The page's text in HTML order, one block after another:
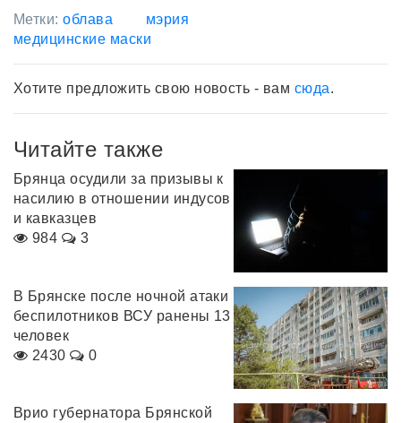
Метки:облава
мэрия
медицинские маски
Хотите предложить свою новость - вам сюда.
Читайте также
Брянца осудили за призывы к
насилию в отношении индусов
и кавказцев
984
3
В Брянске после ночной атаки
беспилотников ВСУ ранены 13
человек
2430
0
Врио губернатора Брянской